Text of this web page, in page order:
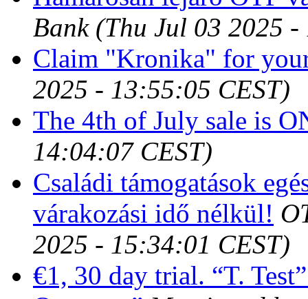
Bank (Thu Jul 03 2025
Claim "Kronika" for
2025 - 13:55:05 CEST)
The 4th of July sale is
14:04:07 CEST)
Családi támogatások
várakozási idő nélkül!
2025 - 15:34:01 CEST)
€1, 30 day trial. “T.